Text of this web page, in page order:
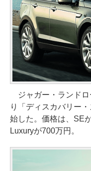
ジャガー・ランドロ
り「ディスカバリー
始した。価格は、SE
Luxuryが700万円。